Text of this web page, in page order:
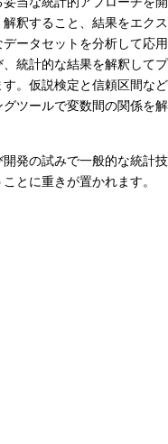
釈すること、結果をエクス
ータセットを分析して応用
統計的な結果を解釈してプ
。仮説検定と信頼区間など
ツールで変数間の関係を解
発の試みで一般的な統計技
とに重きが置かれます。